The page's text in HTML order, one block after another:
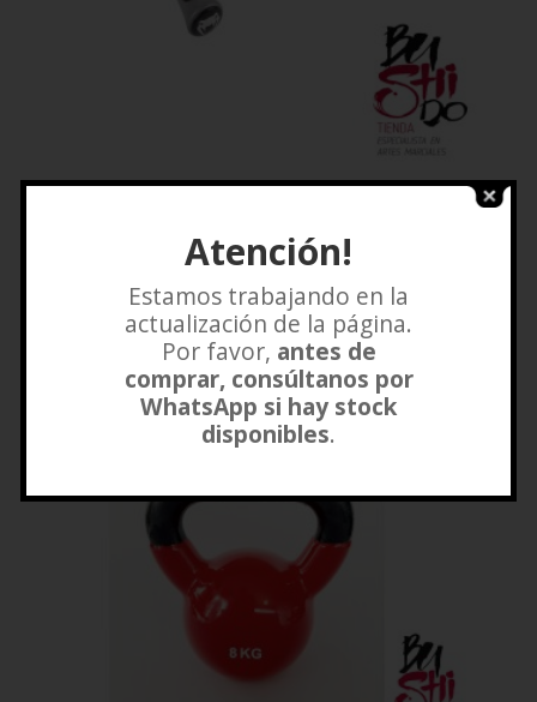
$20.000
Añadir a lista de deseos
Atención!
Estamos trabajando en la
actualización de la página.
Por favor, antes de
comprar, consúltanos por
WhatsApp si hay stock
disponibles.